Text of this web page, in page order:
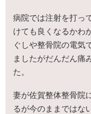
病院では注射を打っ
けても良くなるかわ
ぐしや整骨院の電気
ましたがだんだん痛
た。
妻が佐賀整体整骨院
るが今のままではな